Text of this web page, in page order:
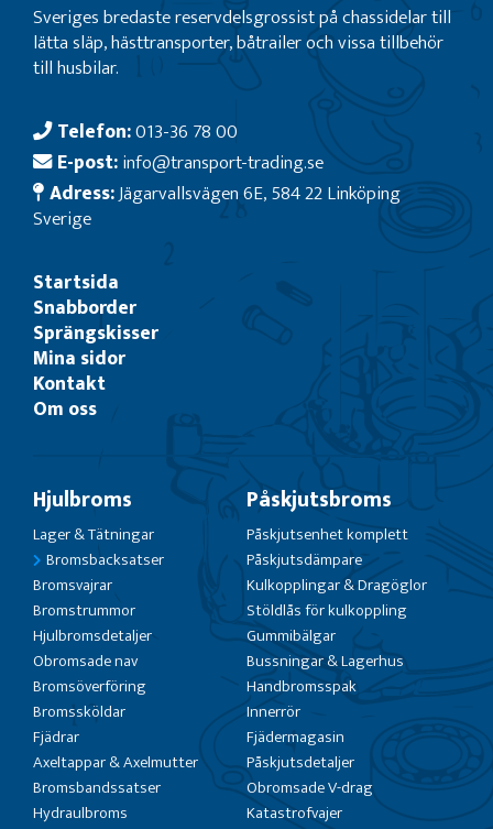
Sveriges bredaste reservdelsgrossist på chassidelar till
lätta släp, hästtransporter, båtrailer och vissa tillbehör
till husbilar.
Telefon:013-36 78 00
E-post:info@transport-trading.se
Adress:Jägarvallsvägen 6E, 584 22 Linköping
Sverige
Startsida
Snabborder
Sprängskisser
Mina sidor
Kontakt
Om oss
Hjulbroms
Lager & Tätningar
Bromsbacksatser
Bromsvajrar
Bromstrummor
Hjulbromsdetaljer
Obromsade nav
Bromsöverföring
Bromssköldar
Fjädrar
Axeltappar & Axelmutter
Bromsbandssatser
Hydraulbroms
Påskjutsbroms
Påskjutsenhet komplett
Påskjutsdämpare
Kulkopplingar & Dragöglor
Stöldlås för kulkoppling
Gummibälgar
Bussningar & Lagerhus
Handbromsspak
Innerrör
Fjädermagasin
Påskjutsdetaljer
Obromsade V-drag
Katastrofvajer